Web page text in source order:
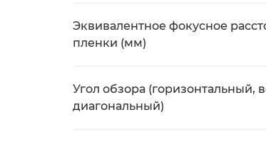
Эквивалентное фокусное
пленки (мм)
Угол обзора (горизонтальный,
диагональный)